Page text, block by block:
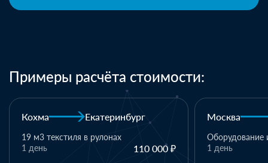
Примеры расчёта стоимости:
Москва Казань
Оборудование и комплектующие
110 000 ₽
Казань